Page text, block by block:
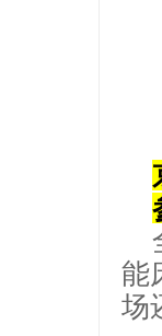
能
场